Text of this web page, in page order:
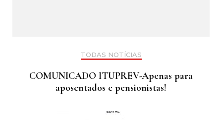
TODAS NOTÍCIAS
COMUNICADO ITUPREV-Apenas para
aposentados e pensionistas!